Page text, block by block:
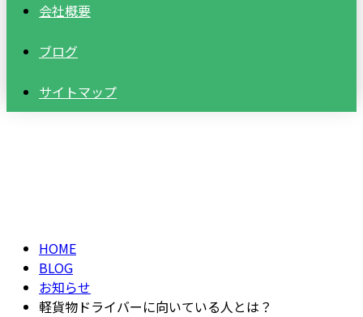
会社概要
ブログ
サイトマップ
HOME
BLOG
お知らせ
軽貨物ドライバーに向いている人とは？